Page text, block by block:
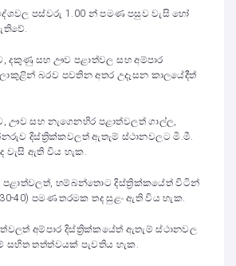
පස්වරු 1.00 න් පමණ පසුව වැසි හෝ
දකුණු සහ ඌව පළාත්වල සහ අම්පාර
බරව පවතින අතර උදෑසන කාලයේදීත්
ඌව සහ නැගෙනහිර පළාත්වලත් ගාල්ල,
දිස්ත්‍රික්කවලත් ඇතැම් ස්ථානවලට මි.මී.
වැසි ඇති විය හැක.
පළාත්වලත්, හම්බන්තොට දිස්ත්‍රික්කයේත් විටින්
40) පමණ තරමක තද සුළං ඇති විය හැක.
අම්පාර දිස්ත්‍රික්කයේත් ඇතැම් ස්ථානවල
සහිත තත්ත්වයක් පැවතිය හැක.